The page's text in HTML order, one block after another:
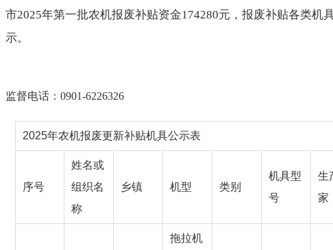
市2025年第一批农机报废补贴资金174280元，报废补贴各类机
示。
监督电话：0901-6226326
2025年农机报废更新补贴机具公示表
序号
姓名或
组织名
称
乡镇 机型 类别
机具型
号
生
家
拖拉机